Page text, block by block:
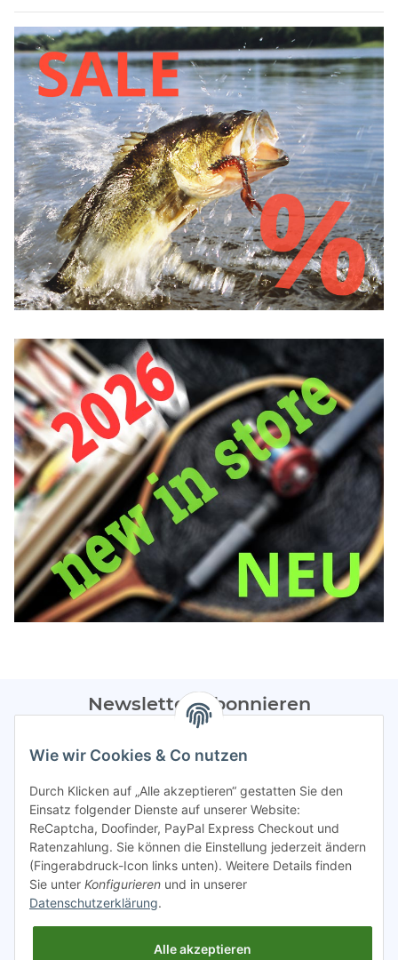
Newsletter Abonnieren
Bitte sendet mir entsprechend eurer
regelmäßig Infos zu euren Aktionen per E-Mail zu.
Abonnieren
Spamschutz aktiv
Gesetzliche Informationen
Wie wir Cookies & Co nutzen
Durch Klicken auf „Alle akzeptieren“ gestatten Sie den
Einsatz folgender Dienste auf unserer Website:
ReCaptcha, Doofinder, PayPal Express Checkout und
Ratenzahlung. Sie können die Einstellung jederzeit ändern
(Fingerabdruck-Icon links unten). Weitere Details finden
Sie unter Konfigurieren und in unserer
Datenschutzerklärung.
Alle akzeptieren